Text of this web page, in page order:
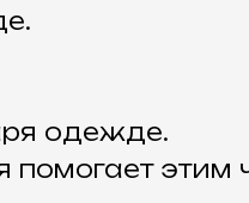
одежде.
этим